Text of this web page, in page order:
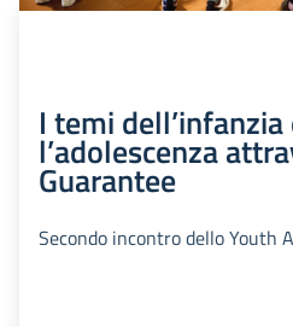
I temi dell’infanzia
l’adolescenza
Guarantee
Secondo incontro dello Youth